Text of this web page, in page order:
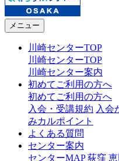
メニュー
川崎センターTOP
川崎センターTOP
川崎センター案内
初めてご利用の方へ
初めてご利用の方へ
入会・受講規約 入会
みカルポイント
よくある質問
センター案内
センターMAP 荻窪